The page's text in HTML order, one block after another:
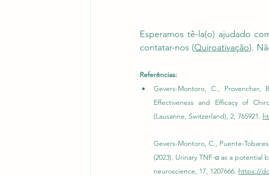
Esperamos tê-la(o) ajudado
contatar-nos (Quiroativação).
Referências:
Gevers-Montoro, C.,
Effectiveness and Efficacy of
(Lausanne, Switzerland), 2, 765921.
Gevers-Montoro, C., Puente-
(2023). Urinary TNF-α as a
neuroscience, 17, 1207666. https://